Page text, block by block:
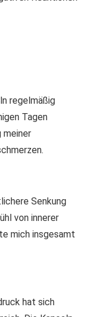
regelmäßig
Tagen
meiner
Senkung
von innerer
mich insgesamt
hat sich